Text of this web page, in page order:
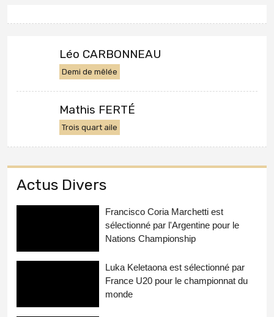
Léo CARBONNEAU
Demi de mêlée
Mathis FERTÉ
Trois quart aile
Actus Divers
Francisco Coria Marchetti est
sélectionné par l'Argentine pour le
Nations Championship
Luka Keletaona est sélectionné par
France U20 pour le championnat du
monde